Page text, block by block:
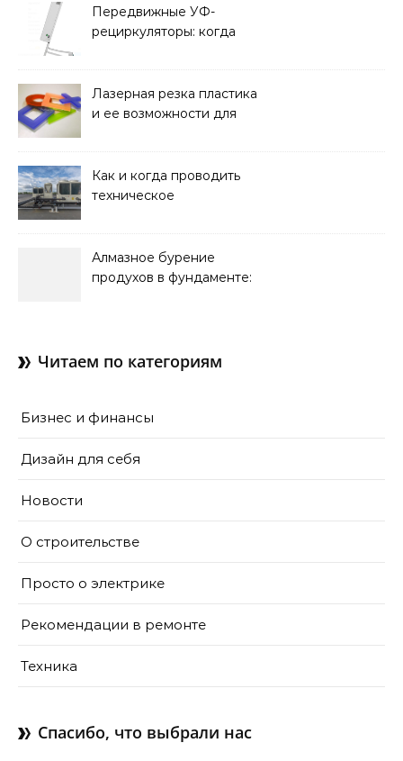
и советы по выбору
Передвижные УФ-
рециркуляторы: когда
Лазерная резка пластика
и ее возможности для
Как и когда проводить
техническое
Алмазное бурение
продухов в фундаменте:
Читаем по категориям
Бизнес и финансы
Дизайн для себя
Новости
О строительстве
Просто о электрике
Рекомендации в ремонте
Техника
Спасибо, что выбрали нас